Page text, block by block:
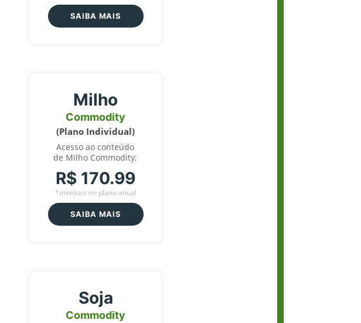
SAIBA MAIS
Milho
Commodity
(Plano Individual)
Acesso ao conteúdo
de Milho Commodity;
R$ 170.99
*mensais no plano anual
SAIBA MAIS
Soja
Commodity